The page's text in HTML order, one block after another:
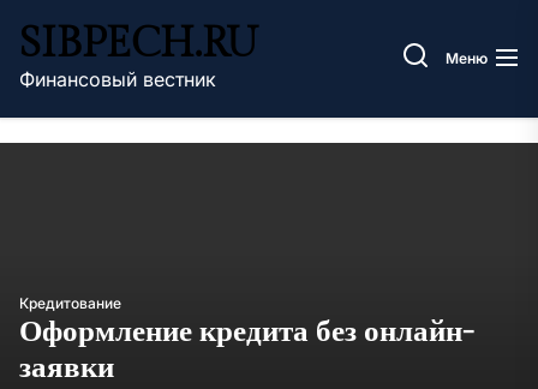
содержимому
SIBPECH.RU
Финансовый вестник
Меню
Кредитование
Оформление кредита без онлайн-
заявки